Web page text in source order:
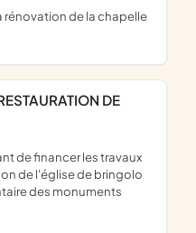
de l'église de bringolo
des monuments